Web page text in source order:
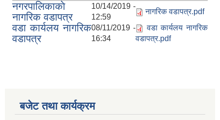
नगरपालिकाकाे
नागरिक वडापत्र
10/14/2019 -
12:59
नागरिक वडापत्र.pdf
वडा कार्यलय नागरिक
वडापत्र
08/11/2019 -
16:34
वडा कार्यलय नागरिक
वडापत्र.pdf
बजेट तथा कार्यक्रम